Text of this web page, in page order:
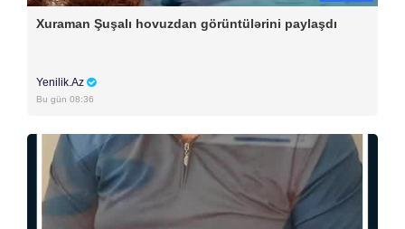
Xuraman Şuşalı hovuzdan görüntülərini paylaşdı
Yenilik.Az
Bu gün 08:36